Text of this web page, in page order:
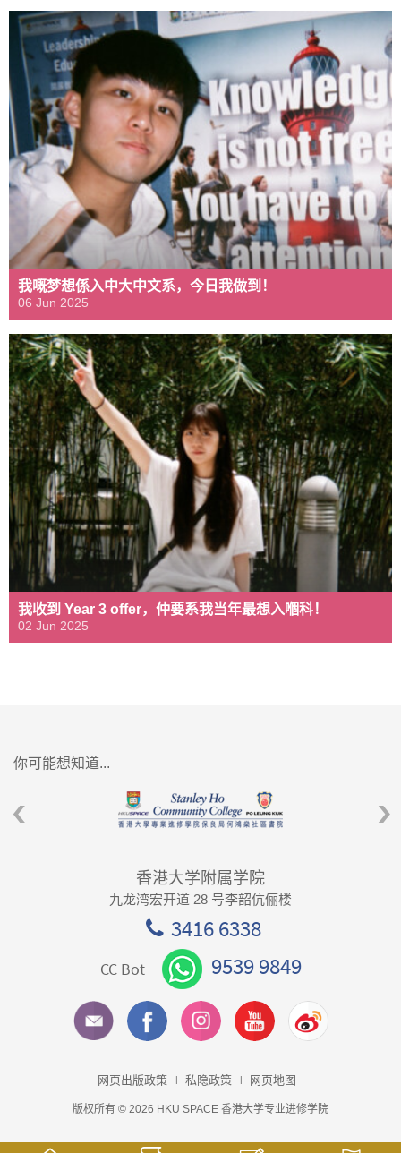
我嘅梦想係入中大中文系，今日我做到！
06 Jun 2025
我收到 Year 3 offer，仲要系我当年最想入嗰科！
02 Jun 2025
你可能想知道...
香港大学附属学院
九龙湾宏开道 28 号李韶伉俪楼
3416 6338
CC Bot 9539 9849
网页出版政策 私隐政策 网页地图
版权所有 © 2026 HKU SPACE 香港大学专业进修学院